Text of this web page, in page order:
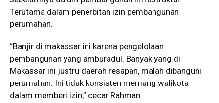
Terutama dalam penerbitan izin pembangunan
perumahan.
“Banjir di makassar ini karena pengelolaan
pembangunan yang amburadul. Banyak yang di
Makassar ini justru daerah resapan, malah dibanguni
perumahan. Ini tidak konsisten memang walikota
dalam memberi izin,” cecar Rahman.